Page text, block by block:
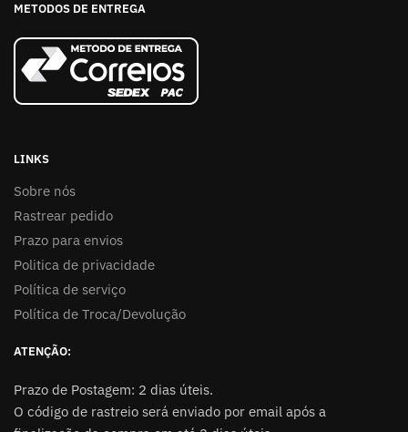
METODOS DE ENTREGA
LINKS
Sobre nós
Rastrear pedido
Prazo para envios
Politica de privacidade
Política de serviço
Política de Troca/Devolução
ATENÇÃO:
Prazo de Postagem: 2 dias úteis.
O código de rastreio será enviado por email após a